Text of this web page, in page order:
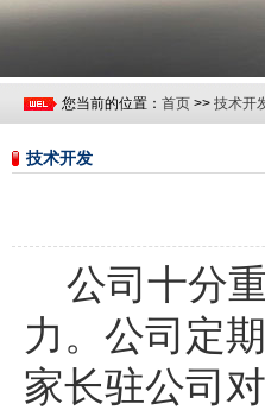
您当前的位置： 首页 >> 技术开
技术开发
公司十分
力。公司定
家长驻公司